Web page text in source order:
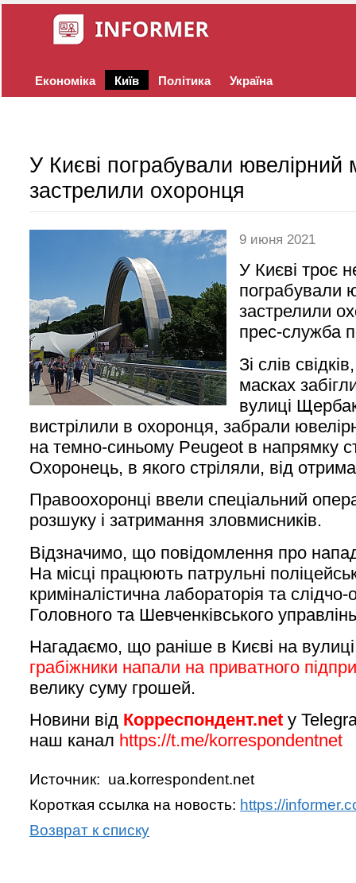
Економіка Київ Політика Україна
У Києві пограбували ювелірний
застрелили охоронця
9 июня 2021
У Києві троє
пограбували
застрелили
прес-служба
Зі слів
масках
вулиці
вистрілили в охоронця, забрали
на темно-синьому Peugeot в напрямку
Охоронець, в якого стріляли, від
Правоохоронці ввели спеціальний
розшуку і затримання зловмисників.
Відзначимо, що повідомлення про
На місці працюють патрульні
криміналістична лабораторія та слідчо-
Головного та Шевченківського управлінь
Нагадаємо, що раніше в Києві на
грабіжники напали на приватного
велику суму грошей.
Новини від Корреспондент.net у
наш канал https://t.me/korrespondentnet
Источник: ua.korrespondent.net
Короткая ссылка на новость: https://
Возврат к списку